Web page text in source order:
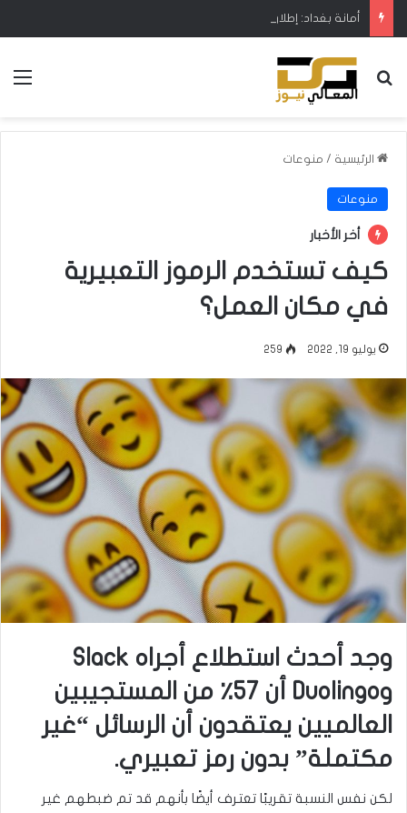
بحث عن
الرئيسية / منوعات
منوعات
أخر الأخبار
كيف تستخدم الرموز التعبيرية
في مكان العمل؟
يوليو 19, 2022 259
وجد أحدث استطلاع أجراه Slack
وDuolingo أن 57٪ من المستجيبين
العالميين يعتقدون أن الرسائل “غير
مكتملة” بدون رمز تعبيري.
لكن نفس النسبة تقريبًا تعترف أيضًا بأنهم قد تم ضبطهم غير